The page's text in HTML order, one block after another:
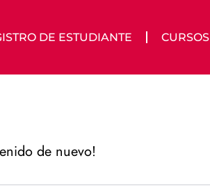
DE ESTUDIANTE CURSOS
de nuevo!